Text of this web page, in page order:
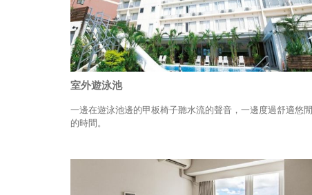
室外遊泳池
一邊在遊泳池邊的甲板椅子聽水流的聲音，一邊度過舒適悠閒
的時間。